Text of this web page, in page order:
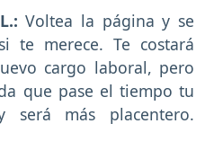
Voltea la página y se
merece. Te costará
cargo laboral, pero
que pase el tiempo tu
será más placentero.